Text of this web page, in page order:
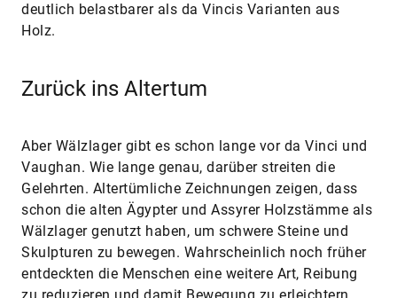
deutlich belastbarer als da Vincis Varianten aus
Holz.
Zurück ins Altertum
Aber Wälzlager gibt es schon lange vor da Vinci und
Vaughan. Wie lange genau, darüber streiten die
Gelehrten. Altertümliche Zeichnungen zeigen, dass
schon die alten Ägypter und Assyrer Holzstämme als
Wälzlager genutzt haben, um schwere Steine und
Skulpturen zu bewegen. Wahrscheinlich noch früher
entdeckten die Menschen eine weitere Art, Reibung